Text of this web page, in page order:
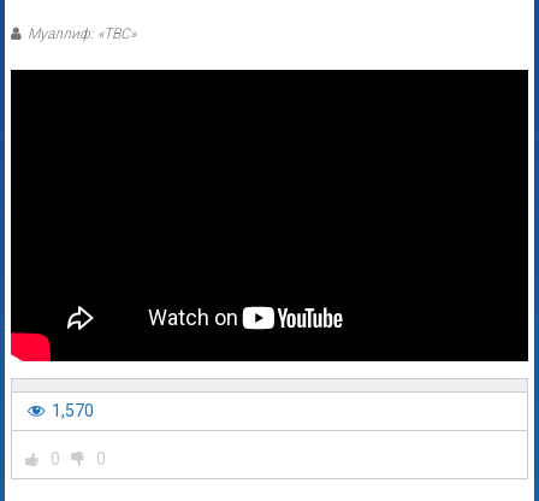
Муаллиф: «ТВС»
1,570
0 0